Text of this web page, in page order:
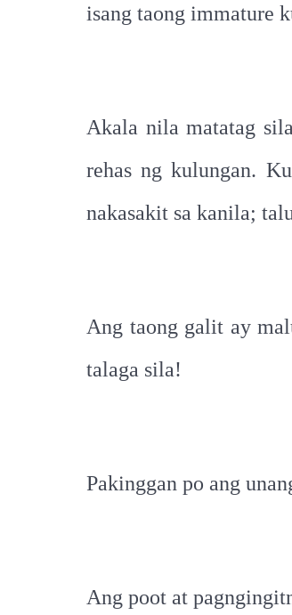
isang taong immature
Akala nila matatag
rehas ng kulungan.
nakasakit sa kanila;
Ang taong galit ay
talaga sila!
Pakinggan po ang
Ang poot at